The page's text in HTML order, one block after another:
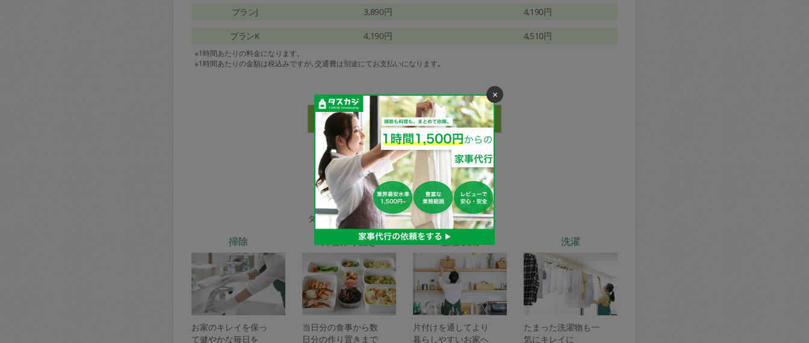
プランJ 3,890円 4,190円
プランK 4,190円 4,510円
※1時間あたりの料金になります。
※1時間あたりの金額は税込みですが､交通費は別途にてお支払いになります｡
家事代行サービスの種類
タスカジで依頼できるサービスは下記となります。
掃除
お家のキレイを保っ
て健やかな毎日を
料理作り置き
当日分の食事から数
日分の作り置きまで
整理収納
片付けを通してより
暮らしやすいお家へ
洗濯
たまった洗濯物も一
気にキレイに
×